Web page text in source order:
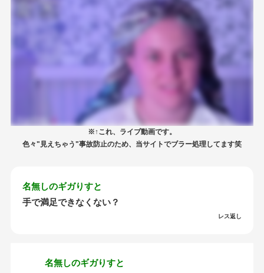
※↑これ、ライブ動画です。
色々"見えちゃう"事故防止のため、当サイトでブラー処理してます笑
名無しのギガりすと
手で満足できなくない？
レス返し
名無しのギガりすと